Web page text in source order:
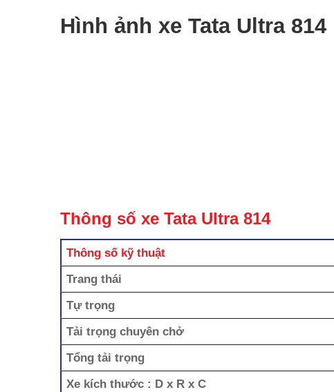
Hình ảnh xe Tata Ultra 814
Thông số xe Tata Ultra 814
Thông số kỹ thuật
Trang thái
Tự trọng
Tải trọng chuyên chở
Tổng tải trọng
Xe kích thước : D x R x C